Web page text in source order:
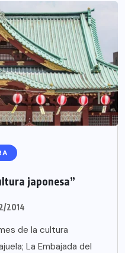
japonesa”
2014
de la cultura
La Embajada del